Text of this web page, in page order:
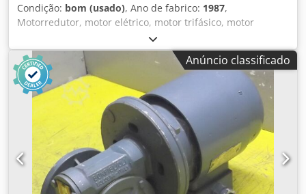
Condição: bom (usado), Ano de fabrico: 1987,
Motorredutor, motor elétrico, motor trifásico, motor
elétrico com redutor Dsdpfx Aoiidq Tjggsck -Motorredutor:
retirado de máquina de corte automática Bierrebi TA 103 -
Fabricante da caixa de engrenagens: Bonfiglioli Tipo MVF
49/P -Rotações: aprox. 103 rpm i= 1:14 -Fabricante do
motor: Electro Adda -Potência: 0,18 kW / 1450 rpm -Forma
construtiva: B5 angular -Eixo oco: Ø 25 x 80 mm -Grau de
proteção: IP 54 -Dimensões: 325/125/A175 mm -Peso: 7,9 kg
Anúncio classificado